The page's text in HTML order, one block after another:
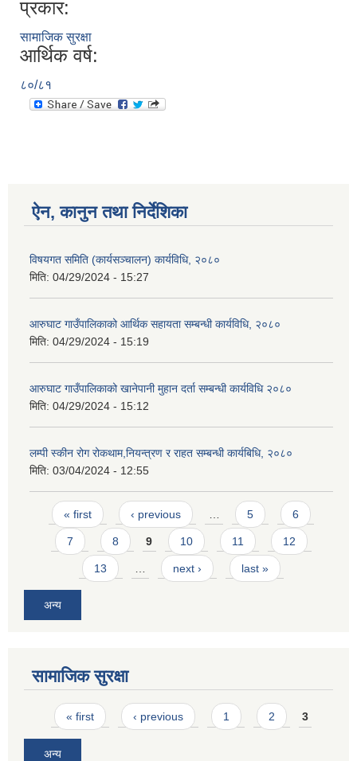
प्रकार:
सामाजिक सुरक्षा
आर्थिक वर्ष:
८०/८१
ऐन, कानुन तथा निर्देशिका
विषयगत समिति (कार्यसञ्चालन) कार्यविधि, २०८०
मिति: 04/29/2024 - 15:27
आरुघाट गाउँपालिकाको आर्थिक सहायता सम्बन्धी कार्यविधि, २०८०
मिति: 04/29/2024 - 15:19
आरुघाट गाउँपालिकाको खानेपानी मुहान दर्ता सम्बन्धी कार्यविधि २०८०
मिति: 04/29/2024 - 15:12
लम्पी स्कीन रोग रोकथाम,नियन्त्रण र राहत सम्बन्धी कार्यबिधि, २०८०
मिति: 03/04/2024 - 12:55
Pages
« first ‹ previous 5 6
7 8 9 10 11 12
13 next › last »
अन्य
सामाजिक सुरक्षा
Pages
« first ‹ previous 1 2 3
अन्य